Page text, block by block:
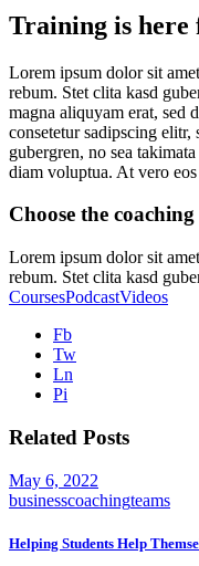
Training is here
Lorem ipsum dolor sit
rebum. Stet clita kasd
magna aliquyam erat, sed
consetetur sadipscing
gubergren, no sea
diam voluptua. At vero
Choose the
Lorem ipsum dolor sit
rebum. Stet clita kasd
CoursesPodcastVideos
Fb
Tw
Ln
Pi
Related Posts
May 6, 2022
businesscoachingteams
Helping Students Help